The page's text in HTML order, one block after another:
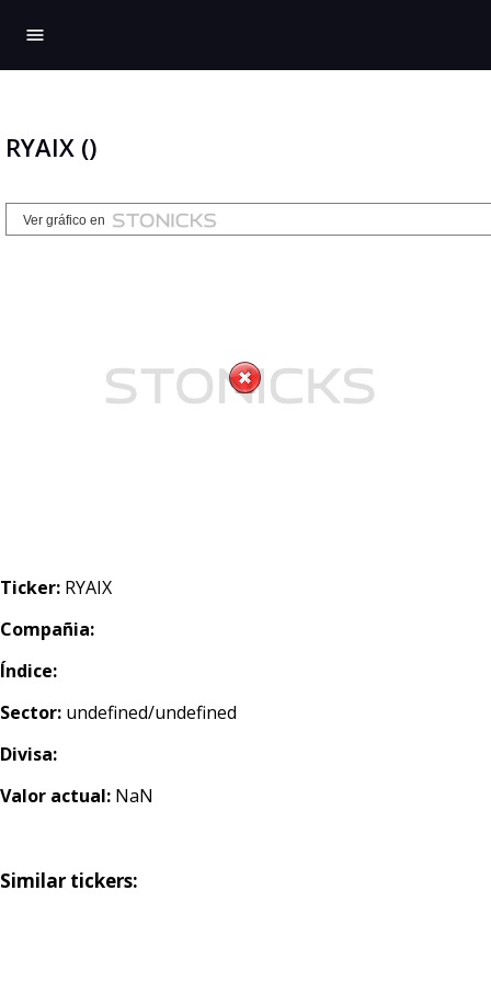
menu
RYAIX ()
Ticker: RYAIX
Compañia:
Índice:
Sector: undefined/undefined
Divisa:
Valor actual: NaN
Similar tickers: